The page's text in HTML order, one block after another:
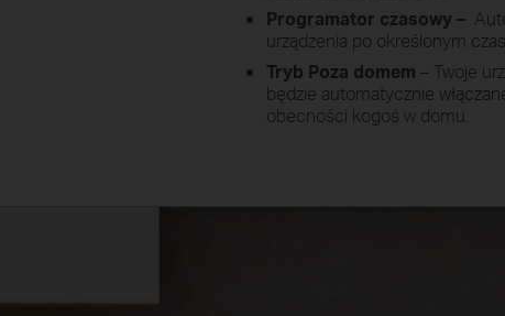
Programator czasowy –
urządzenia po określonym
Tryb Poza domem – Twoje
będzie automatycznie
obecności kogoś w domu.